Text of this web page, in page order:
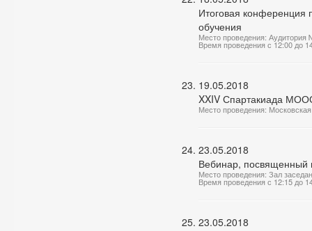
Итоговая конференция
обучения
Место проведения:
Время проведения с 12:00 до
19.05.2018
XXIV Спартакиада
Место проведения:
23.05.2018
Вебинар, посвященный
Место проведения: Зал
Время проведения с 12:15 до
23.05.2018